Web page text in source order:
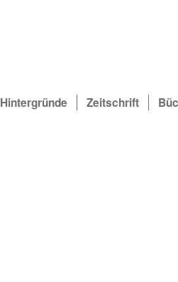
Hintergründe Zeitschrift